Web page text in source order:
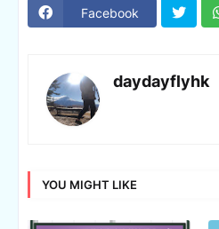
Facebook
daydayflyhk
YOU MIGHT LIKE